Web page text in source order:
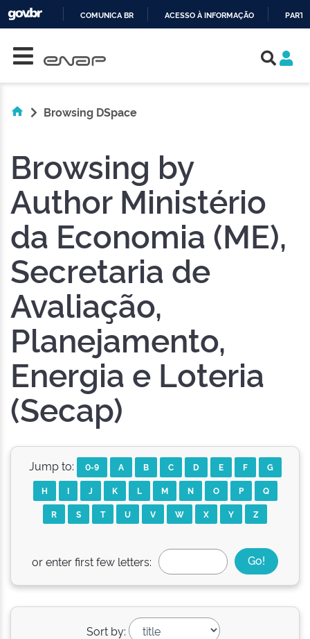
COMUNICA BR ACESSO À INFORMAÇÃO
Browsing DSpace
Browsing by
Author Ministério
da Economia (ME),
Secretaria de
Avaliação,
Planejamento,
Energia e Loteria
(Secap)
Jump to: 0-9 A B C D E F
G
H
I J K L M N O P
Q
R
S T U V W X Y Z
or enter first few letters:
Sort by: